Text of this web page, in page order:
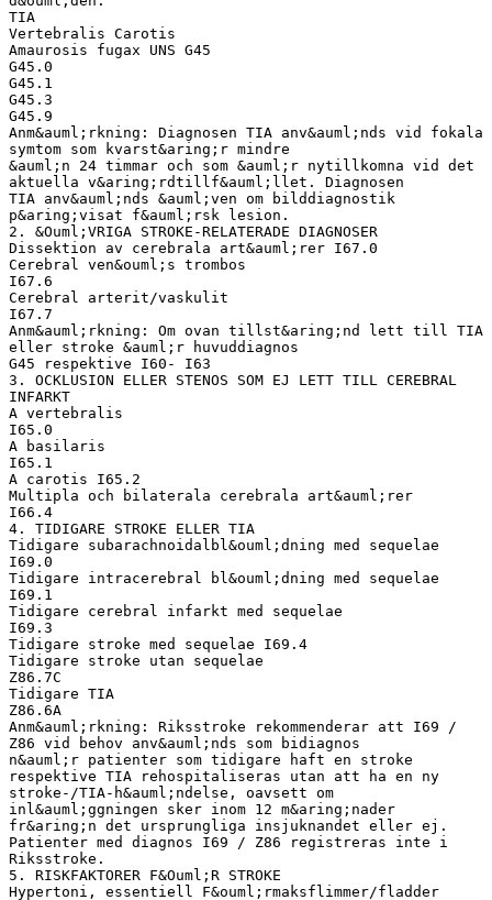
TIA
Vertebralis Carotis
Amaurosis fugax UNS G45
G45.0
G45.1
G45.3
G45.9
Anm&auml;rkning: Diagnosen TIA anv&auml;nds vid fokala
symtom som kvarst&aring;r mindre
&auml;n 24 timmar och som &auml;r nytillkomna vid det
aktuella v&aring;rdtillf&auml;llet. Diagnosen
TIA anv&auml;nds &auml;ven om bilddiagnostik
p&aring;visat f&auml;rsk lesion.
2. &Ouml;VRIGA STROKE-RELATERADE DIAGNOSER
Dissektion av cerebrala art&auml;rer I67.0
Cerebral ven&ouml;s trombos
I67.6
Cerebral arterit/vaskulit
I67.7
Anm&auml;rkning: Om ovan tillst&aring;nd lett till TIA
eller stroke &auml;r huvuddiagnos
G45 respektive I60- I63
3. OCKLUSION ELLER STENOS SOM EJ LETT TILL CEREBRAL
INFARKT
A vertebralis
I65.0
A basilaris
I65.1
A carotis I65.2
Multipla och bilaterala cerebrala art&auml;rer
I66.4
4. TIDIGARE STROKE ELLER TIA
Tidigare subarachnoidalbl&ouml;dning med sequelae
I69.0
Tidigare intracerebral bl&ouml;dning med sequelae
I69.1
Tidigare cerebral infarkt med sequelae
I69.3
Tidigare stroke med sequelae I69.4
Tidigare stroke utan sequelae
Z86.7C
Tidigare TIA
Z86.6A
Anm&auml;rkning: Riksstroke rekommenderar att I69 /
Z86 vid behov anv&auml;nds som bidiagnos
n&auml;r patienter som tidigare haft en stroke
respektive TIA rehospitaliseras utan att ha en ny
stroke-/TIA-h&auml;ndelse, oavsett om
inl&auml;ggningen sker inom 12 m&aring;nader
fr&aring;n det ursprungliga insjuknandet eller ej.
Patienter med diagnos I69 / Z86 registreras inte i
Riksstroke.
5. RISKFAKTORER F&Ouml;R STROKE
Hypertoni, essentiell F&ouml;rmaksflimmer/fladder